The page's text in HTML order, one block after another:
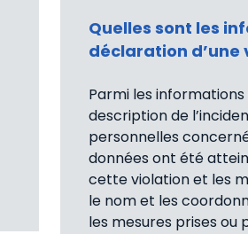
Quelles sont les
déclaration d’une
Parmi les
description de
personnelles
données ont été
cette violation et les
le nom et les
les mesures prises ou